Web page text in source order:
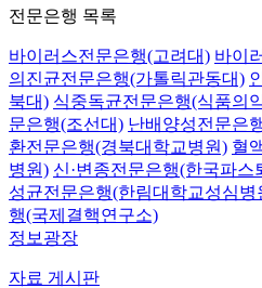
전문은행 목록
바이러스전문은행(고려대) 바이
의진균전문은행(가톨릭관동대)
북대) 식중독균전문은행(식품의
문은행(조선대) 난배양성전문은
환전문은행(경북대학교병원) 혈
병원) 신·변종전문은행(한국파스
성균전문은행(한림대학교성심병
행(국제결핵연구소)
정보광장
자료 게시판